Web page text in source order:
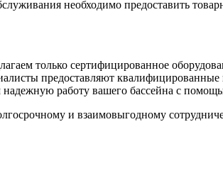
необходимо предоставить
только сертифицированное
предоставляют квалифицированные
работу вашего бассейна с
и взаимовыгодному